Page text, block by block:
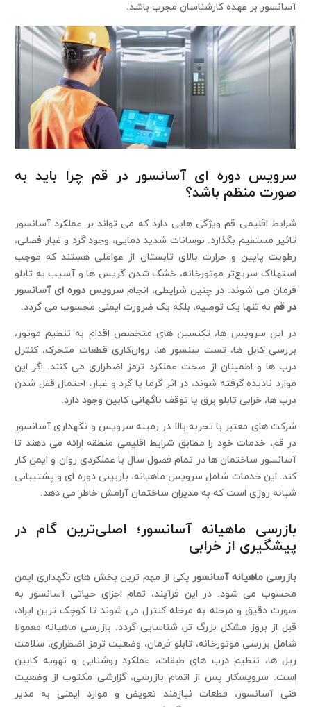
آسانسور بر عهده کارشناسان مجرب باشد.
سرویس دوره ای آسانسور در قم چرا باید به
صورت منظم باشد؟
شرایط اقلیمی قم ویژگی ‌هایی دارد که می ‌تواند بر عملکرد آسانسور
تاثیر مستقیم بگذارد. نوسانات شدید دمایی، وجود گرد و غبار فصلی،
رطوبت پایین و حرارت بالای تابستان از عواملی هستند که موجب
استهلاک سریع‌تر موتورخانه، خشک شدن گریس ‌ها و آسیب به تابلو
فرمان می ‌شوند. در چنین شرایطی، انجام سرویس دوره ای آسانسور
در قم نه ‌تنها یک توصیه، بلکه یک ضرورت ایمنی محسوب می گردد.
در این سرویس ‌ها، تکنسین‌ های متخصص اقدام به تنظیم موتور،
بررسی کابل ‌ها، تست سنسور ها، روان‌کاری قطعات متحرک، کنترل
درب ‌ها و اطمینان از صحت عملکرد ترمز اضطراری می‌ کنند. اگر این
موارد نادیده گرفته شوند، در اثر گرما یا گرد و غبار، احتمال قفل شدن
درب ‌ها، خرابی تابلو برق یا توقف ناگهانی کابین وجود دارد.
شرکت ‌های معتبر با تجربه بالا در زمینه سرویس و نگهداری آسانسور
در قم، خدمات خود را مطابق شرایط اقلیمی منطقه ارائه می ‌دهند تا
آسانسور ساختمان ‌ها در تمام فصول سال با عملکردی روان و ایمن کار
کند. این خدمات شامل سرویس ماهیانه، بازبینی دوره ‌ای و پشتیبانی
شبانه ‌روزی است که به مدیران ساختمان آرامش خاطر می‌ دهد.
بازرسی ماهیانه آسانسور؛ اصلی‌ترین گام در
پیشگیری از خرابی
بازرسی ماهیانه آسانسور یکی از مهم ‌ترین بخش‌ های نگهداری ایمن
محسوب می ‌شود. در این فرآیند، تمام اجزای حیاتی آسانسور به‌
صورت دقیق و مرحله ‌به ‌مرحله کنترل می ‌شوند تا کوچک‌ ترین ایراد،
قبل از بروز مشکل بزرگ ‌تر، شناسایی گردد. بازرسی ماهیانه معمولا
شامل بررسی موتورخانه، تابلو فرمان، وضعیت ترمز اضطراری، سلامت
ریل‌ ها، تنظیم درب ‌های طبقات، عملکرد روشنایی و تهویه کابین
است. سرویسکار پس از اتمام بازرسی، گزارشی مکتوب از وضعیت
فنی آسانسور، قطعات نیازمند تعویض و موارد ایمنی به مدیر